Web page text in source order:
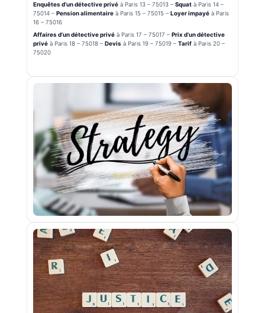
Enquêtes d’un détective privé à Paris 13 – 75013 – Squat à Paris 14 –
75014 – Pension alimentaire à Paris 15 – 75015 – Loyer impayé à Paris
16 – 75016
Affaires d’un détective privé à Paris 17 – 75017 – Prix d’un détective
privé à Paris 18 – 75018 – Devis à Paris 19 – 75019 – Tarif à Paris 20 –
75020